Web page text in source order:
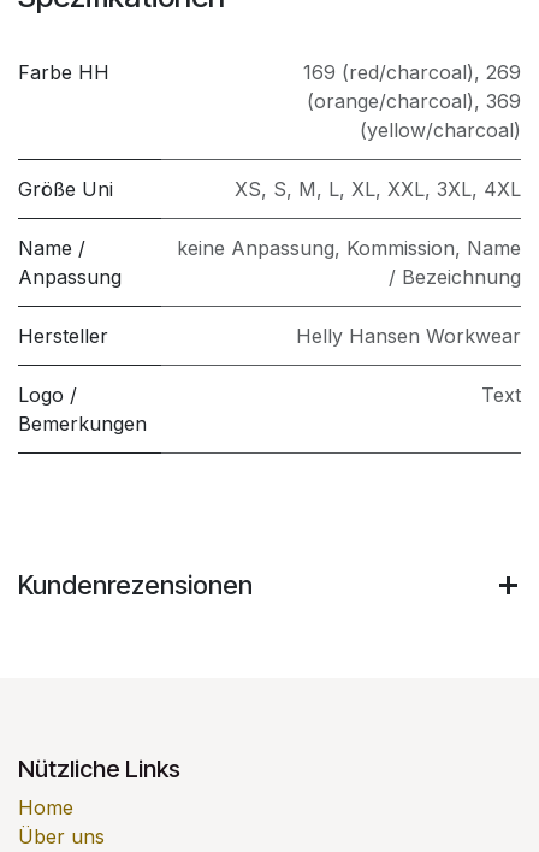
Farbe HH 169 (red/charcoal), 269
(orange/charcoal), 369
(yellow/charcoal)
Größe Uni XS, S, M, L, XL, XXL, 3XL, 4XL
Name /
Anpassung
keine Anpassung, Kommission, Name
/ Bezeichnung
Hersteller Helly Hansen Workwear
Logo /
Bemerkungen
Text
Kundenrezensionen
Nützliche Links
Home
Über uns